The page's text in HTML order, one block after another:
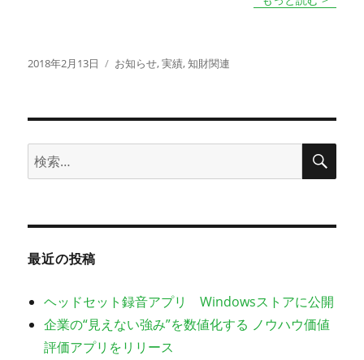
投
2018年2月13日
カ
お知らせ,実績,知財関連
検
索:
検
最近の投稿
ヘッドセット録音アプリ Windowsストアに公開
企業の“見えない強み”を数値化する ノウハウ価値
評価アプリをリリース